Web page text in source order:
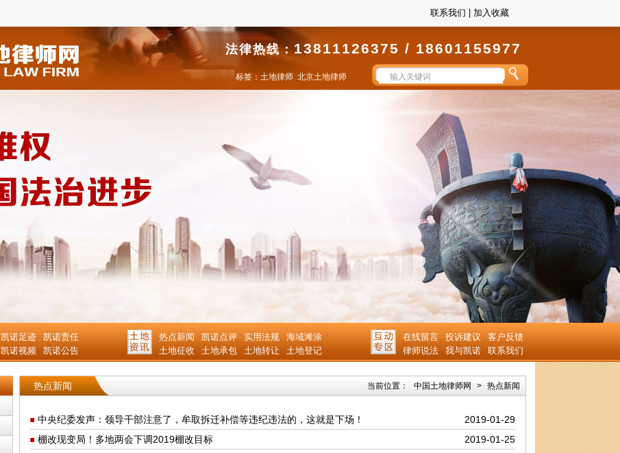
联系我们 加入收藏
法律热线：13811126375 / 18601155977
标签： 土地律师 北京土地律师
凯诺足迹
凯诺责任
凯诺视频 凯诺公告
热点新闻 凯诺点评 实用法规
海域滩涂
土地征收
土地承包 土地转让 土地登记
在线留言 投诉建议
客户反馈
律师说法
我与凯诺 联系我们
热点新闻 当前位置： 中国土地律师网 > 热点新闻
中央纪委发声：领导干部注意了，牟取拆迁补偿等违纪违法的，这就是下场！
2019-01-29
棚改现变局！多地两会下调2019棚改目标
2019-01-25